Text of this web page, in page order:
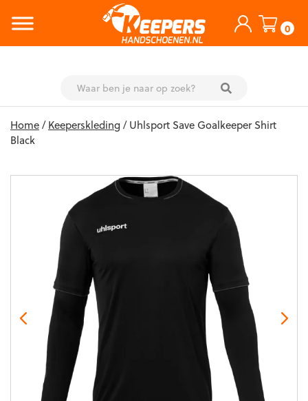
0
content
Home/Keeperskleding/ Uhlsport Save Goalkeeper Shirt
Black